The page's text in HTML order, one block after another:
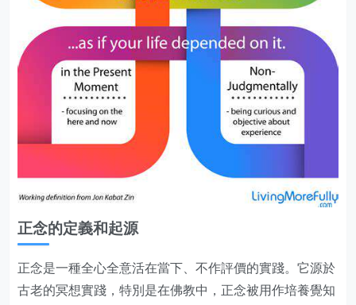
正念的定義和起源
正念是一種全心全意活在當下、不作評價的實踐。它源於
古老的冥想實踐，特別是在佛教中，正念被用作培養覺知